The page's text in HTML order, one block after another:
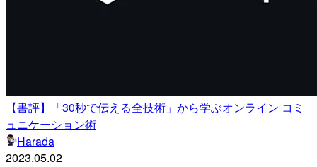
【書評】「30秒で伝える全技術」から学ぶオンライン コミ
ュニケーション術
Harada
2023.05.02